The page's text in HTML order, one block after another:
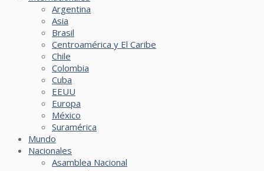
Argentina
Asia
Brasil
Centroamérica y El Caribe
Chile
Colombia
Cuba
EEUU
Europa
México
Suramérica
Mundo
Nacionales
Asamblea Nacional